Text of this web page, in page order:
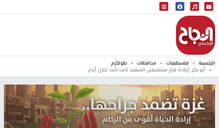
البث المباشر
إذاعة النجاح
الرئيسية فلسطينيات محافظات طولكرم
أبو بكر: إعادة فتح مستشفى الشهيد ثابت ثابت خلال أيام